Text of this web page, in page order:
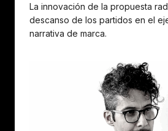
La innovación de la propuesta
descanso de los partidos en el
narrativa de marca.